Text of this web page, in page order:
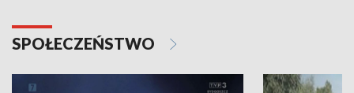
SPOŁECZEŃSTWO